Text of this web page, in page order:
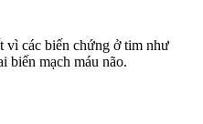
vì các biến chứng ở tim như
biến mạch máu não.